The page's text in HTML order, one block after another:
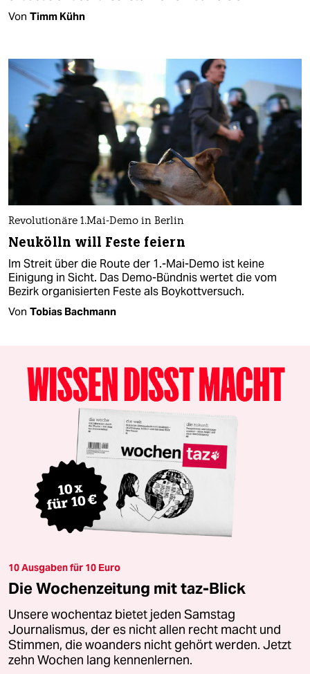
Von Timm Kühn
Revolutionäre 1.Mai-Demo in Berlin
Neukölln will Feste feiern
Im Streit über die Route der 1.-Mai-Demo ist keine
Einigung in Sicht. Das Demo-Bündnis wertet die vom
Bezirk organisierten Feste als Boykottversuch.
Von Tobias Bachmann
10 Ausgaben für 10 Euro
Die Wochenzeitung mit taz-Blick
Unsere wochentaz bietet jeden Samstag
Journalismus, der es nicht allen recht macht und
Stimmen, die woanders nicht gehört werden. Jetzt
zehn Wochen lang kennenlernen.